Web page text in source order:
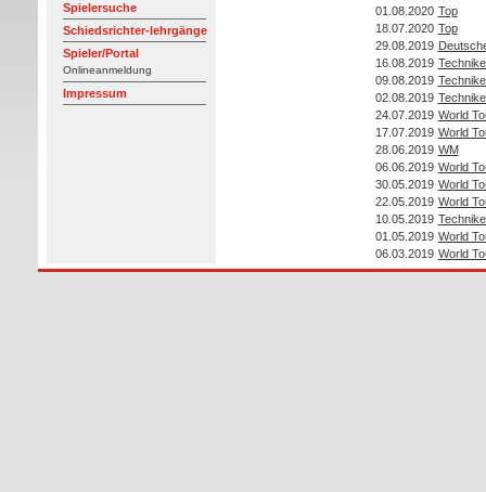
Spielersuche
Schiedsrichter-lehrgänge
Spieler/Portal
Onlineanmeldung
Impressum
01.08.2020 Top
18.07.2020 Top
29.08.2019
16.08.2019
09.08.2019
02.08.2019
24.07.2019 World
17.07.2019 World
28.06.2019 WM
06.06.2019 World
30.05.2019 World
22.05.2019 World
10.05.2019
01.05.2019 World
06.03.2019 World